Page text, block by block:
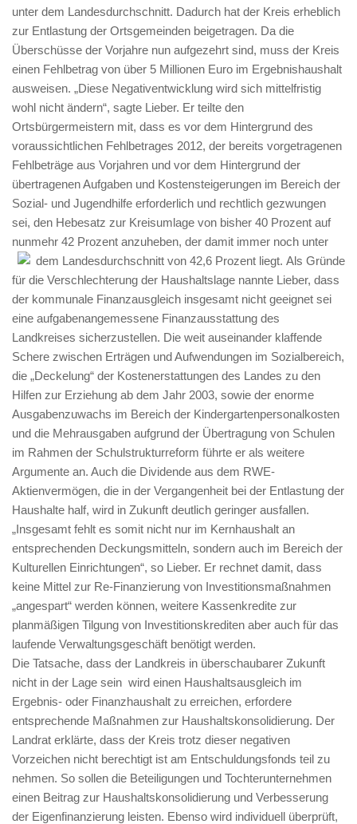
unter dem Landesdurchschnitt. Dadurch hat der Kreis erheblich
zur Entlastung der Ortsgemeinden beigetragen. Da die
Überschüsse der Vorjahre nun aufgezehrt sind, muss der Kreis
einen Fehlbetrag von über 5 Millionen Euro im Ergebnishaushalt
ausweisen. „Diese Negativentwicklung wird sich mittelfristig
wohl nicht ändern“, sagte Lieber. Er teilte den
Ortsbürgermeistern mit, dass es vor dem Hintergrund des
voraussichtlichen Fehlbetrages 2012, der bereits vorgetragenen
Fehlbeträge aus Vorjahren und vor dem Hintergrund der
übertragenen Aufgaben und Kostensteigerungen im Bereich der
Sozial- und Jugendhilfe erforderlich und rechtlich gezwungen
sei, den Hebesatz zur Kreisumlage von bisher 40 Prozent auf
nunmehr 42 Prozent anzuheben, der damit immer noch unter
dem Landesdurchschnitt von 42,6 Prozent liegt. Als Gründe
für die Verschlechterung der Haushaltslage nannte Lieber, dass
der kommunale Finanzausgleich insgesamt nicht geeignet sei
eine aufgabenangemessene Finanzausstattung des
Landkreises sicherzustellen. Die weit auseinander klaffende
Schere zwischen Erträgen und Aufwendungen im Sozialbereich,
die „Deckelung“ der Kostenerstattungen des Landes zu den
Hilfen zur Erziehung ab dem Jahr 2003, sowie der enorme
Ausgabenzuwachs im Bereich der Kindergartenpersonalkosten
und die Mehrausgaben aufgrund der Übertragung von Schulen
im Rahmen der Schulstrukturreform führte er als weitere
Argumente an. Auch die Dividende aus dem RWE-
Aktienvermögen, die in der Vergangenheit bei der Entlastung der
Haushalte half, wird in Zukunft deutlich geringer ausfallen.
„Insgesamt fehlt es somit nicht nur im Kernhaushalt an
entsprechenden Deckungsmitteln, sondern auch im Bereich der
Kulturellen Einrichtungen“, so Lieber. Er rechnet damit, dass
keine Mittel zur Re-Finanzierung von Investitionsmaßnahmen
„angespart“ werden können, weitere Kassenkredite zur
planmäßigen Tilgung von Investitionskrediten aber auch für das
laufende Verwaltungsgeschäft benötigt werden.
Die Tatsache, dass der Landkreis in überschaubarer Zukunft
nicht in der Lage sein wird einen Haushaltsausgleich im
Ergebnis- oder Finanzhaushalt zu erreichen, erfordere
entsprechende Maßnahmen zur Haushaltskonsolidierung. Der
Landrat erklärte, dass der Kreis trotz dieser negativen
Vorzeichen nicht berechtigt ist am Entschuldungsfonds teil zu
nehmen. So sollen die Beteiligungen und Tochterunternehmen
einen Beitrag zur Haushaltskonsolidierung und Verbesserung
der Eigenfinanzierung leisten. Ebenso wird individuell überprüft,